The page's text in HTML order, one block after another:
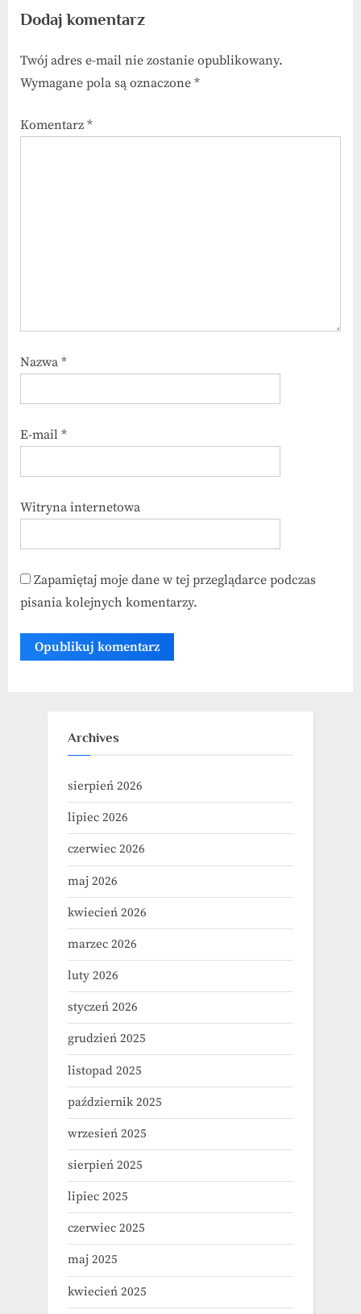
Dodaj komentarz
Twój adres e-mail nie zostanie opublikowany.
Wymagane pola są oznaczone *
Komentarz *
Nazwa *
E-mail *
Witryna internetowa
Zapamiętaj moje dane w tej przeglądarce podczas
pisania kolejnych komentarzy.
Archives
sierpień 2026
lipiec 2026
czerwiec 2026
maj 2026
kwiecień 2026
marzec 2026
luty 2026
styczeń 2026
grudzień 2025
listopad 2025
październik 2025
wrzesień 2025
sierpień 2025
lipiec 2025
czerwiec 2025
maj 2025
kwiecień 2025